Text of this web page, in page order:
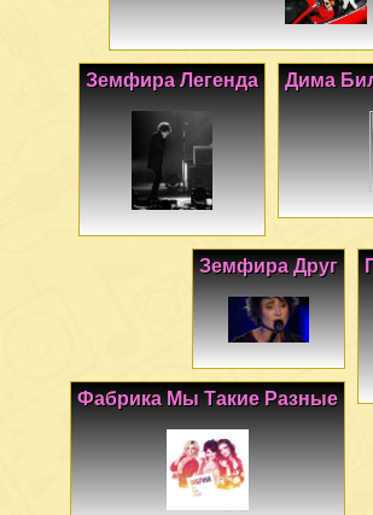
Дима
Земфира Легенда
Земфира Друг
Фабрика Мы Такие Разные